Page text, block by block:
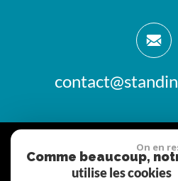
On en
Comme beaucoup,
utilise les cookies